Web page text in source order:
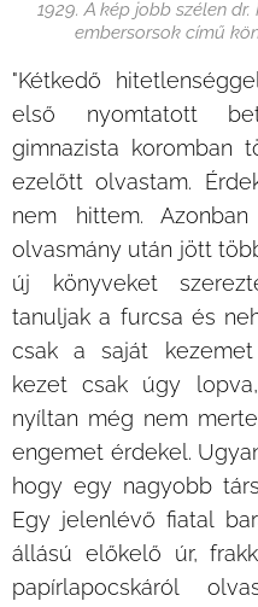
1929. A kép jobb szélen
embersorsok című
"Kétkedő
első nyomtatott
gimnazista koromban
ezelőtt olvastam.
nem hittem.
olvasmány után jött
új könyveket
tanuljak a furcsa és
csak a saját kezemet
kezet csak úgy
nyíltan még nem
engemet érdekel.
hogy egy nagyobb
Egy jelenlévő fiatal
állású előkelő úr,
papírlapocskáról